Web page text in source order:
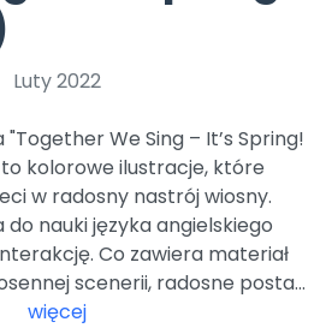
Luty 2022
We Sing – It’s Spring!
to kolorowe ilustracje, które
w radosny nastrój wiosny.
do nauki języka angielskiego
Co zawiera materiał
scenerii, radosne posta...
więcej